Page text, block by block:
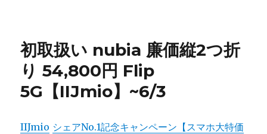
初取扱い nubia 廉価縦2つ折
り 54,800円 Flip
5G【IIJmio】~6/3
IIJmio シェアNo.1記念キャンペーン【スマホ大特価